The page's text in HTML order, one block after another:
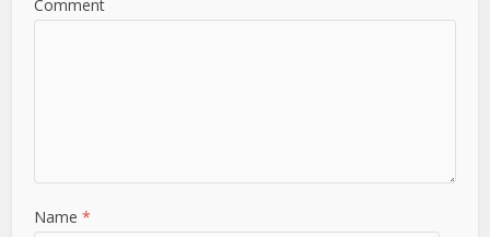
Comment
Name*